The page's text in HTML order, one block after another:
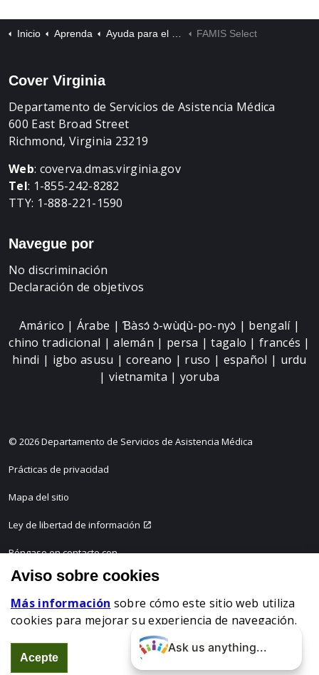
Inicio Aprenda Ayuda para el pago de las primas FAMIS Select
Cover Virginia
Departamento de Servicios de Asistencia Médica
600 East Broad Street
Richmond, Virginia 23219
Web: coverva.dmas.virginia.gov
Tel: 1-855-242-8282
TTY: 1-888-221-1590
Navegue por
No discriminación
Declaración de objetivos
Amárico | Árabe | Ɓàsɔ́ ɔ̀-wùɖù-po-nyɔ̀ | bengalí |
chino tradicional | alemán | persa | tagalo | francés |
hindi | igbo asusu | coreano | ruso | español | urdu
| vietnamita | yoruba
© 2026 Departamento de Servicios de Asistencia Médica
Prácticas de privacidad
Mapa del sitio
Ley de libertad de información
Póngase en contacto con
DMAS - Commonwealth de Virginia
Aviso sobre cookies
Más información sobre cómo este sitio web utiliza
cookies para mejorar su experiencia de navegación.
Acepte
Ask us anything...